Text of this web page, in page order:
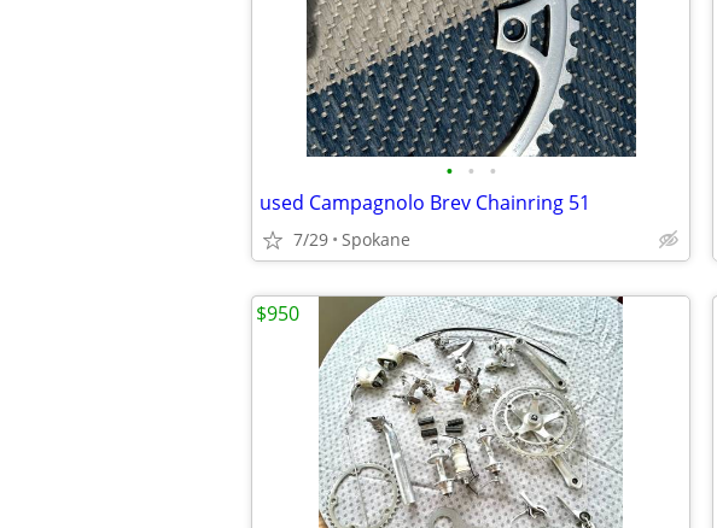
• • •
used Campagnolo Brev Chainring 51
7/29 Spokane
$950